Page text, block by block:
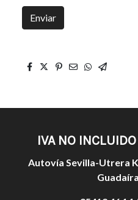
Enviar
IVA NO
Autovía Sevilla-Utrera